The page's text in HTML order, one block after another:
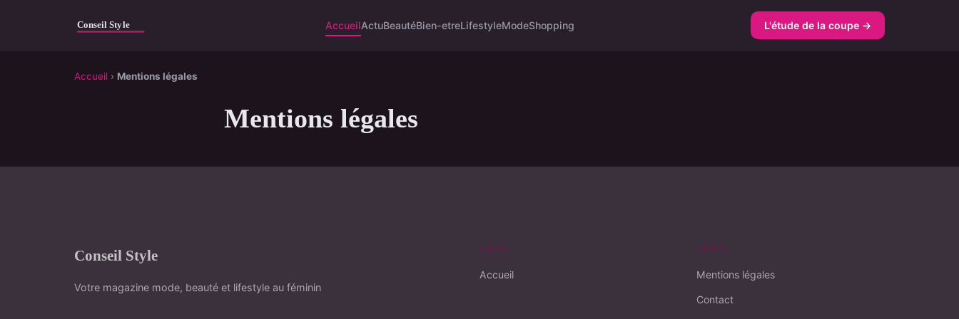
AccueilActuBeautéBien-etreLifestyleModeShopping L'étude de la coupe →
Accueil › Mentions légales
Mentions légales
Conseil Style
Votre magazine mode, beauté et lifestyle au féminin
LIENS
Accueil
LÉGAL
Mentions légales
Contact